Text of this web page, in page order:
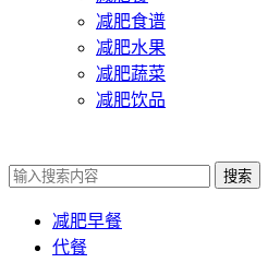
减肥食谱
减肥水果
减肥蔬菜
减肥饮品
搜索
减肥早餐
代餐